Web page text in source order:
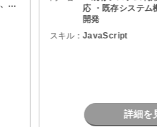
テ
応 ・既存システム
開発
スキル：JavaScript
詳細を